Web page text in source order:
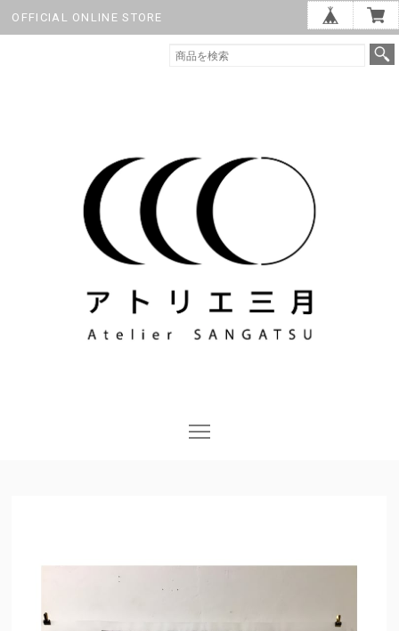
OFFICIAL ONLINE STORE